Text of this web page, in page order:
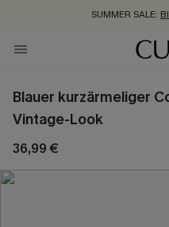
SUMMER SALE:
ZUM NEWSLETTER:BIS
Blauer kurzärmeliger
Vintage-Look
36,99 €